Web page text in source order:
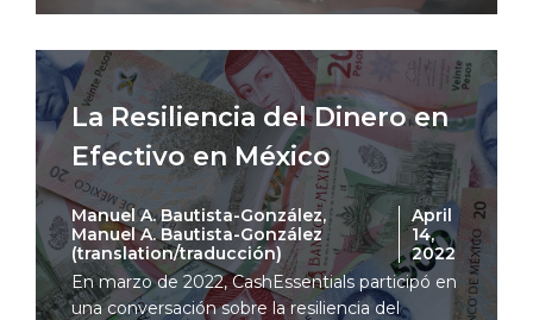
La Resiliencia del Dinero en
Efectivo en México
Manuel A. Bautista-González,
Manuel A. Bautista-González
(translation/traducción)
April
14,
2022
En marzo de 2022, CashEssentials participó en
una conversación sobre la resiliencia del